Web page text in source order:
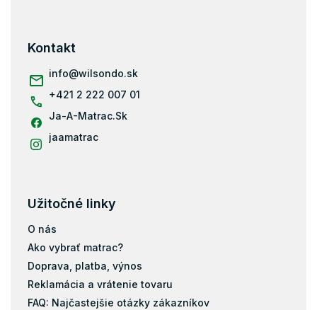
Kontakt
info@wilsondo.sk
+421 2 222 007 01
Ja-A-Matrac.Sk
jaamatrac
Užitočné linky
O nás
Ako vybrať matrac?
Doprava, platba, výnos
Reklamácia a vrátenie tovaru
FAQ: Najčastejšie otázky zákazníkov